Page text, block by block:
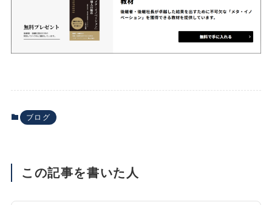
ブログ
この記事を書いた人